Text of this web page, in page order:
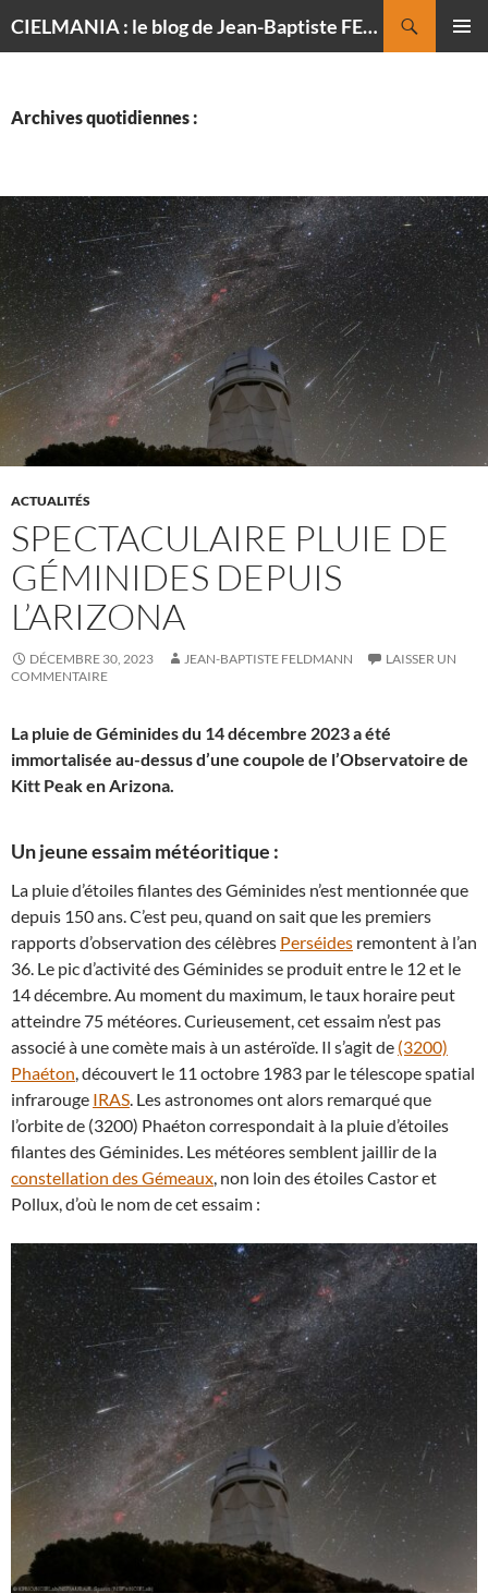
CIELMANIA : le blog de Jean-Baptiste FELDMANN, photographe du ciel
Archives quotidiennes :
ACTUALITÉS
SPECTACULAIRE PLUIE DE
GÉMINIDES DEPUIS
L’ARIZONA
DÉCEMBRE 30, 2023 JEAN-BAPTISTE FELDMANN
LAISSER UN
COMMENTAIRE
La pluie de Géminides du 14 décembre 2023 a été
immortalisée au-dessus d’une coupole de l’Observatoire de
Kitt Peak en Arizona.
Un jeune essaim météoritique :
La pluie d’étoiles filantes des Géminides n’est mentionnée que
depuis 150 ans. C’est peu, quand on sait que les premiers
rapports d’observation des célèbres Perséides remontent à l’an
36. Le pic d’activité des Géminides se produit entre le 12 et le
14 décembre. Au moment du maximum, le taux horaire peut
atteindre 75 météores. Curieusement, cet essaim n’est pas
associé à une comète mais à un astéroïde. Il s’agit de (3200)
Phaéton, découvert le 11 octobre 1983 par le télescope spatial
infrarouge IRAS. Les astronomes ont alors remarqué que
l’orbite de (3200) Phaéton correspondait à la pluie d’étoiles
filantes des Géminides. Les météores semblent jaillir de la
constellation des Gémeaux, non loin des étoiles Castor et
Pollux, d’où le nom de cet essaim :